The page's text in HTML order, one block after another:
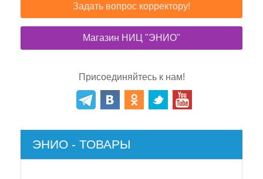
Задать вопрос корректору!
Магазин НИЦ "ЭНИО"
Присоединяйтесь к нам!
ЭНИО - ТОВАРЫ